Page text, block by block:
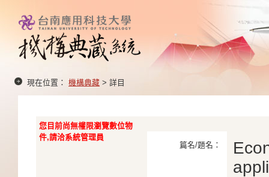
現在位置： 機構典藏 > 詳目
您目前尚無權限瀏覽數位物
件,請洽系統管理員
篇名/題名：